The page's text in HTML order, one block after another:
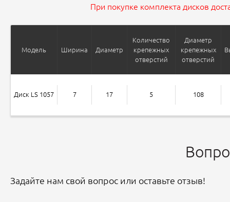
При покупке комплекта дисков
Модель Ширина Диаметр
Количество
крепежных
отверстий
Диаметр
крепежных
отверстий
Диск LS 1057 7 17 5 108
Задайте нам свой вопрос или оставьте отзыв!